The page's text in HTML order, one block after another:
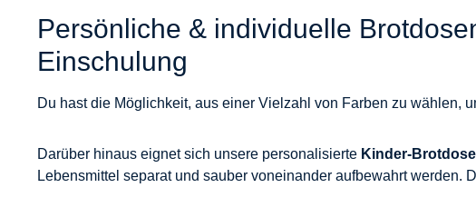
Persönliche & individuelle
Einschulung
Du hast die Möglichkeit, aus einer Vielzahl von Farben zu wählen,
Darüber hinaus eignet sich unsere personalisierte Kinder-Brotdose
Lebensmittel separat und sauber voneinander aufbewahrt